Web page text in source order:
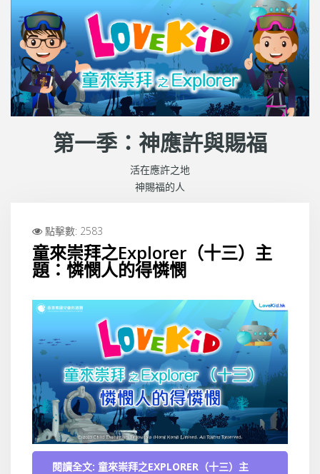
第一季：神應許與賜福
活在應許之地
神賜福的人
點擊數: 2583
童來崇拜之Explorer（十三）主
題：憐憫人的得憐憫
閱讀全文: 童來崇拜之EXPLORER（十三）主